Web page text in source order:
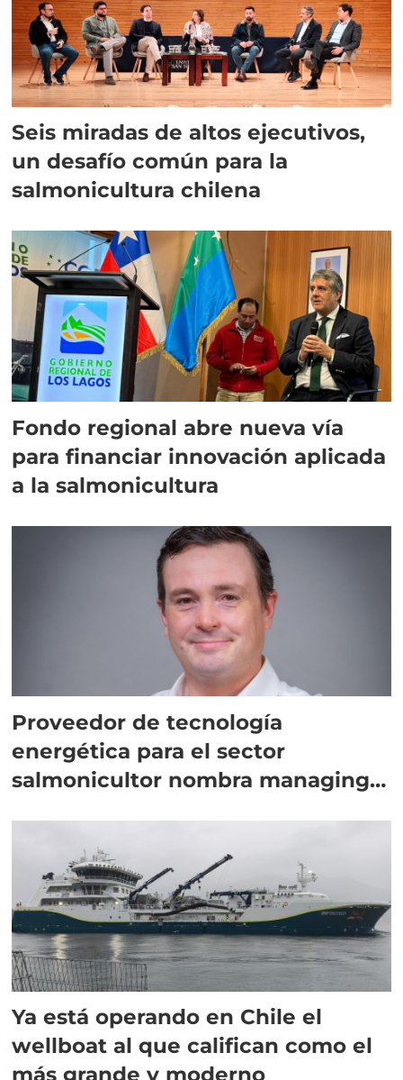
Seis miradas de altos ejecutivos,
un desafío común para la
salmonicultura chilena
Fondo regional abre nueva vía
para financiar innovación aplicada
a la salmonicultura
Proveedor de tecnología
energética para el sector
salmonicultor nombra managing
Ya está operando en Chile el
wellboat al que califican como el
más grande y moderno